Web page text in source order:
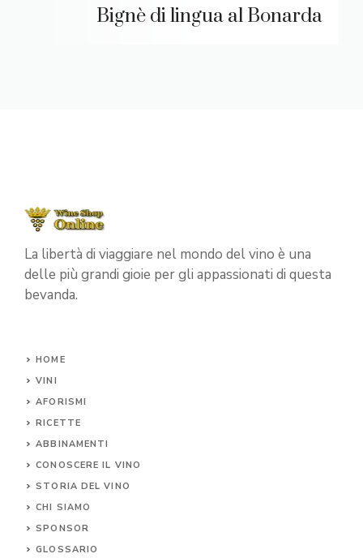
Bignè di lingua al Bonarda
La libertà di viaggiare nel mondo del vino è una
delle più grandi gioie per gli appassionati di questa
bevanda.
HOME
VINI
AFORISMI
RICETTE
ABBINAMENTI
CONOSCERE IL VINO
STORIA DEL VINO
CHI SIAMO
SPONSOR
GLOSSARIO